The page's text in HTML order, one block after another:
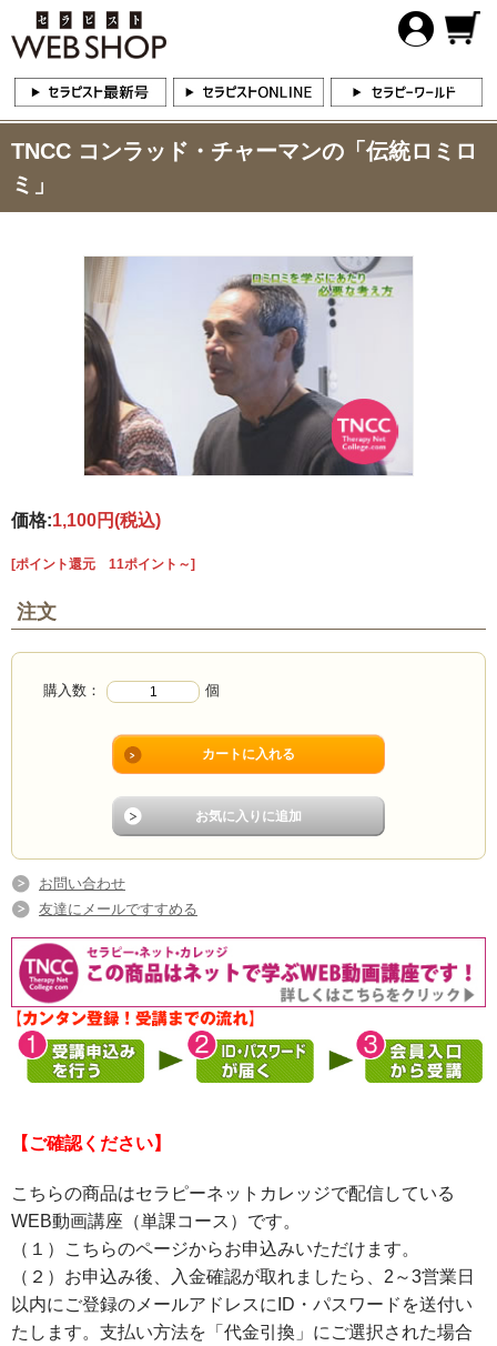
TNCC コンラッド・チャーマンの「伝統ロミロ
ミ」
価格:1,100円(税込)
[ポイント還元 11ポイント～]
注文
購入数： 個
お問い合わせ
友達にメールですすめる
【ご確認ください】
こちらの商品はセラピーネットカレッジで配信している
WEB動画講座（単課コース）です。
（１）こちらのページからお申込みいただけます。
（２）お申込み後、入金確認が取れましたら、2～3営業日
以内にご登録のメールアドレスにID・パスワードを送付い
たします。支払い方法を「代金引換」にご選択された場合